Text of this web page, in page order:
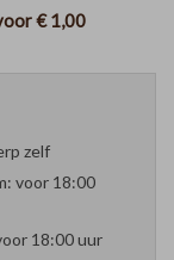
€ 1,00
zelf
voor 18:00
18:00 uur